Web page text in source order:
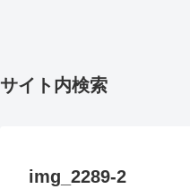
サイト内検索
img_2289-2